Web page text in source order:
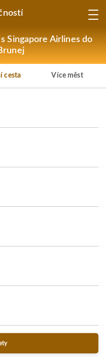
Singapore Airlines do
cesta Více měst